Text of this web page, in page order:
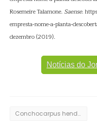
Rosemeire Talamone. Saense.
empresta-nome-a-planta-
dezembro (2019).
Notícias do
Conchocarpus hendrixii